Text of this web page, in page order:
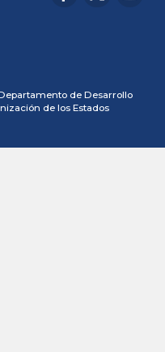
de Desarrollo
de los Estados